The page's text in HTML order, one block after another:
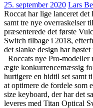
25. september 2020 Lars
Roccat har lige lanceret
samt tre nye overraskelser
præsenterede det første
Switch tilbage i 2018,
det slanke design har
Roccats nye Pro-modeller
ægte konkurrencemæssig
hurtigere en hidtil set samt
at optimere de fordele som
size keyboard, der har det
leveres med Titan Optical